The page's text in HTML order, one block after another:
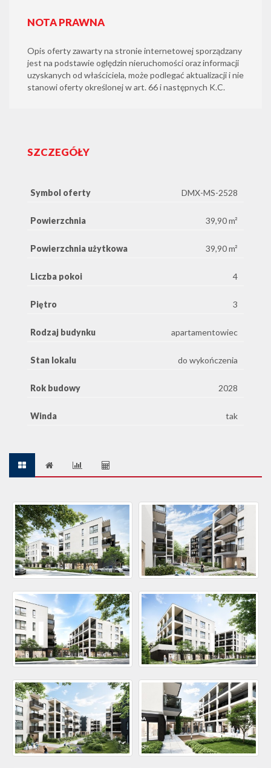
NOTA PRAWNA
Opis oferty zawarty na stronie internetowej sporządzany
jest na podstawie oględzin nieruchomości oraz informacji
uzyskanych od właściciela, może podlegać aktualizacji i nie
stanowi oferty określonej w art. 66 i następnych K.C.
SZCZEGÓŁY
Symbol oferty DMX-MS-2528
Powierzchnia 39,90 m²
Powierzchnia użytkowa 39,90 m²
Liczba pokoi 4
Piętro 3
Rodzaj budynku apartamentowiec
Stan lokalu do wykończenia
Rok budowy 2028
Winda tak